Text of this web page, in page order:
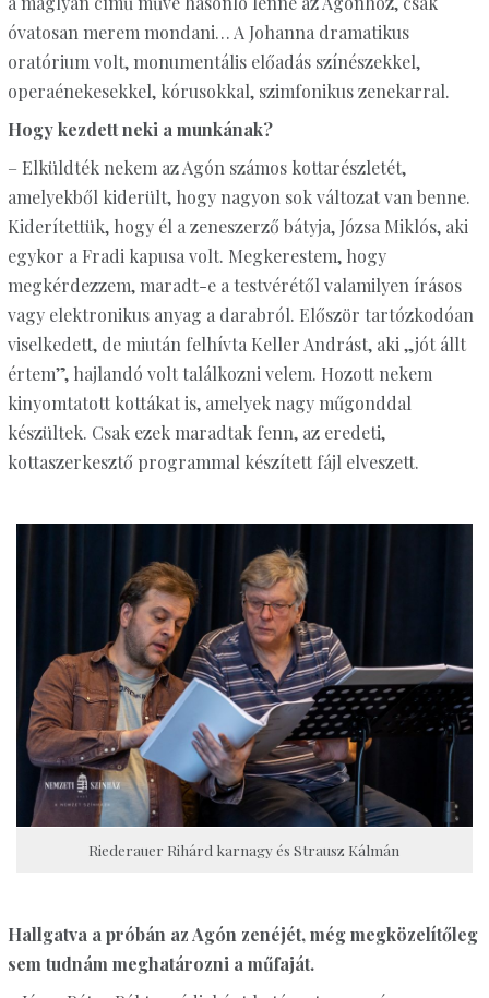
óvatosan merem mondani… A Johanna dramatikus
oratórium volt, monumentális előadás színészekkel,
operaénekesekkel, kórusokkal, szimfonikus zenekarral.
Hogy kezdett neki a munkának?
– Elküldték nekem az Agón számos kottarészletét,
amelyekből kiderült, hogy nagyon sok változat van benne.
Kiderítettük, hogy él a zeneszerző bátyja, Józsa Miklós, aki
egykor a Fradi kapusa volt. Megkerestem, hogy
megkérdezzem, maradt-e a testvérétől valamilyen írásos
vagy elektronikus anyag a darabról. Először tartózkodóan
viselkedett, de miután felhívta Keller Andrást, aki „jót állt
értem”, hajlandó volt találkozni velem. Hozott nekem
kinyomtatott kottákat is, amelyek nagy műgonddal
készültek. Csak ezek maradtak fenn, az eredeti,
kottaszerkesztő programmal készített fájl elveszett.
Riederauer Rihárd karnagy és Strausz Kálmán
Hallgatva a próbán az Agón zenéjét, még megközelítőleg
sem tudnám meghatározni a műfaját.